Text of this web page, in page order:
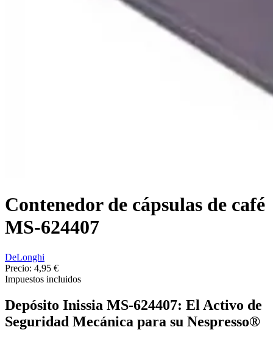
Contenedor de cápsulas de café
MS-624407
DeLonghi
Precio: 4,95 €
Impuestos incluidos
Depósito Inissia MS-624407: El Activo de
Seguridad Mecánica para su Nespresso®